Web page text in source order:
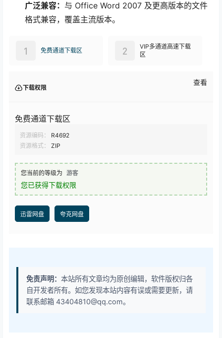
广泛兼容： 与 Office Word 2007 及更高版本的文件
格式兼容，覆盖主流版本。
免费通道下载区
1
VIP多通道高速下载
区
2
下载权限
查看
免费通道下载区
资源编码：
R4692
资源格式：
ZIP
您当前的等级为 游客
您已获得下载权限
迅雷网盘 夸克网盘
免责声明： 本站所有文章均为原创编辑，软件版权归各
自开发者所有。如您发现本站内容有误或需要更新，请
联系邮箱 43404810@qq.com。